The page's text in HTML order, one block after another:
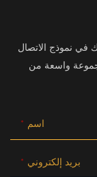
في نموذج الاتصال
واسعة من
اسم
بريد إلكتروني